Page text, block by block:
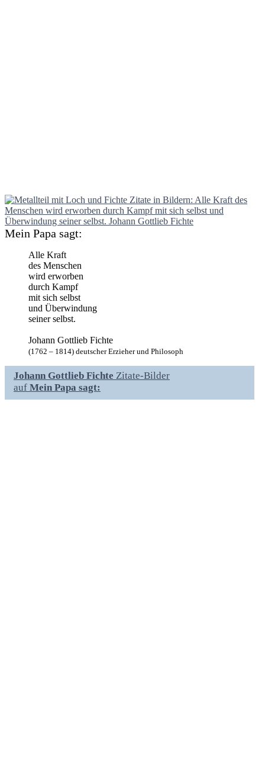
Mein Papa sagt:
Alle Kraft
des Menschen
wird erworben
durch Kampf
mit sich selbst
und Überwindung
seiner selbst.
Johann Gottlieb Fichte
(1762 – 1814) deutscher Erzieher und Philosoph
Johann Gottlieb Fichte Zitate-Bilder
auf Mein Papa sagt: